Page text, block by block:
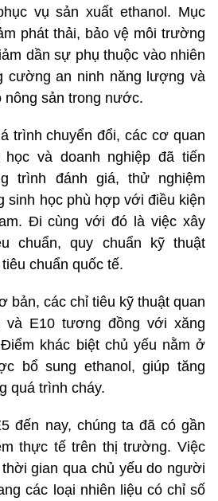
vụ sản xuất ethanol. Mục
phát thải, bảo vệ môi trường
dần sự phụ thuộc vào nhiên
cường an ninh năng lượng và
nông sản trong nước.
trình chuyển đổi, các cơ quan
và doanh nghiệp đã tiến
trình đánh giá, thử nghiệm
sinh học phù hợp với điều kiện
Đi cùng với đó là việc xây
chuẩn, quy chuẩn kỹ thuật
chuẩn quốc tế.
bản, các chỉ tiêu kỹ thuật quan
và E10 tương đồng với xăng
khác biệt chủ yếu nằm ở
bổ sung ethanol, giúp tăng
quá trình cháy.
đến nay, chúng ta đã có gần
thực tế trên thị trường. Việc
gian qua chủ yếu do người
các loại nhiên liệu có chỉ số